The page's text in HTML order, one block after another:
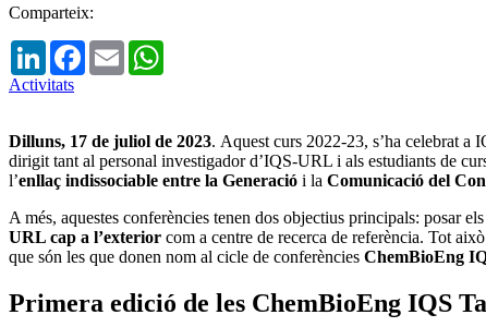
Comparteix:
LinkedInFacebook
Email
Activitats
Dilluns, 17 de juliol de 2023. Aquest curs 2022-23, s’ha celebrat a
dirigit tant al personal investigador d’IQS-URL i als estudiants de
l’enllaç indissociable entre la Generació i la Comunicació del
A més, aquestes conferències tenen dos objectius principals: posar
URL cap a l’exterior com a centre de recerca de referència. Tot
que són les que donen nom al cicle de conferències ChemBioEng
Primera edició de les ChemBioEng IQS